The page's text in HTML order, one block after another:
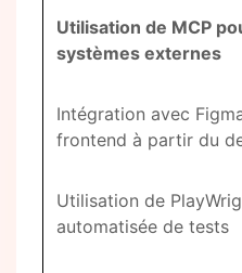
Utilisation de MCP
systèmes externes
Intégration avec
frontend à partir du
Utilisation de
automatisée de tests